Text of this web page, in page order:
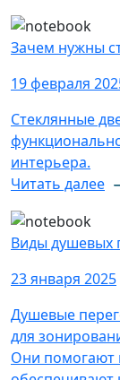
Зачем нужны
19 февраля
Стеклянные
интерьера.
Читать далее
Виды душевых
23 января 2025
Душевые
для
Они помогают